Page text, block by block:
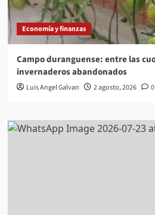
Economía y finanzas
Campo duranguense: entre las
invernaderos abandonados
Luis Angel Galvan 2 agosto, 2026 0